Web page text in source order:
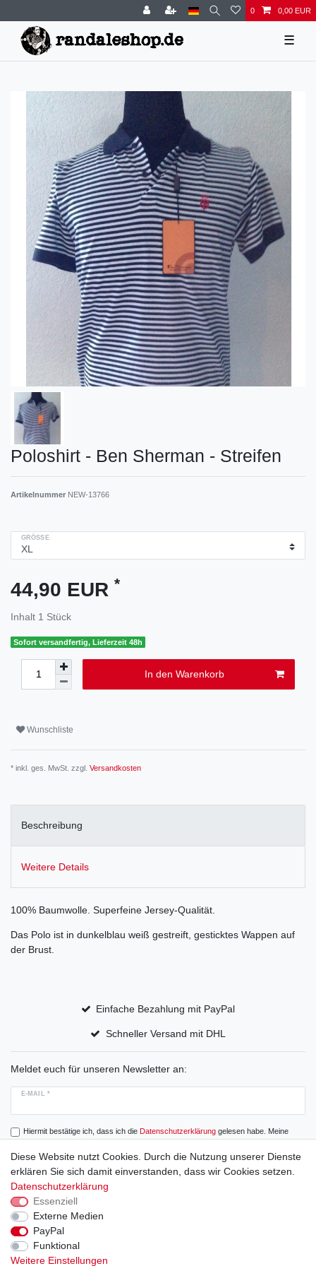
0 0,00 EUR
☰
Poloshirt - Ben Sherman - Streifen
Artikelnummer NEW-13766
GRÖSSE
44,90 EUR *
Inhalt 1 Stück
Sofort versandfertig, Lieferzeit 48h
In den Warenkorb
Wunschliste
* inkl. ges. MwSt. zzgl. Versandkosten
Beschreibung
Weitere Details
100% Baumwolle. Superfeine Jersey-Qualität.
Das Polo ist in dunkelblau weiß gestreift, gesticktes Wappen auf
der Brust.
Einfache Bezahlung mit PayPal
Schneller Versand mit DHL
Meldet euch für unseren Newsletter an:
E-MAIL *
Hiermit bestätige ich, dass ich die Daten­schutz­erklärunggelesen habe. Meine
Einwilligung kann ich jederzeit widerrufen.
Abonnieren
Widerrufs­recht
Diese Website nutzt Cookies. Durch die Nutzung unserer Dienste
erklären Sie sich damit einverstanden, dass wir Cookies setzen.
Datenschutzerklärung
Essenziell
Externe Medien
PayPal
Funktional
Weitere Einstellungen